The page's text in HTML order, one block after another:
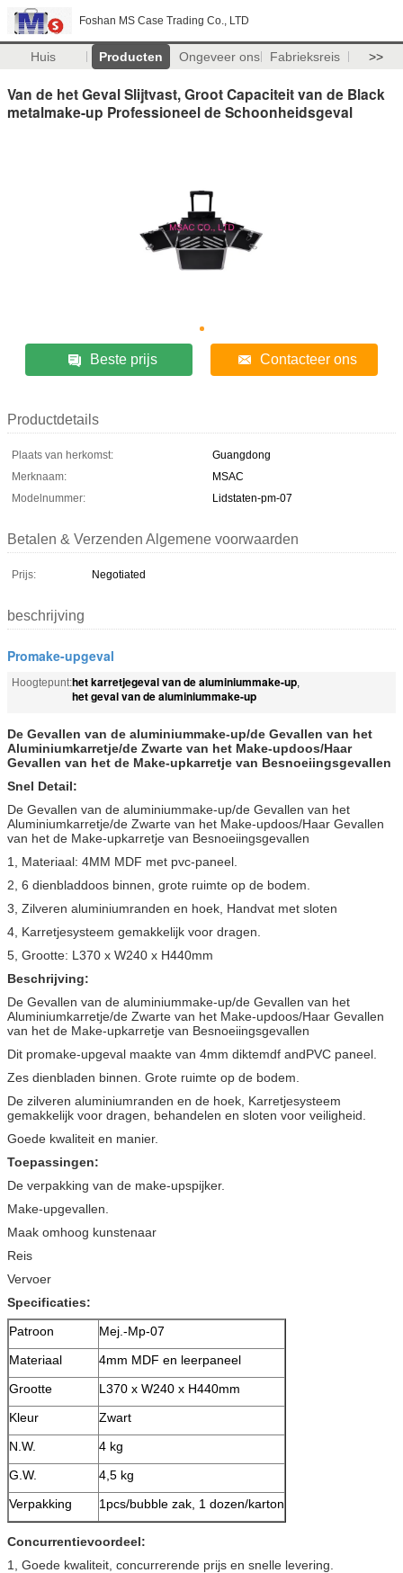
Foshan MS Case Trading Co., LTD
Huis Producten Ongeveer ons Fabrieksreis >>
Van de het Geval Slijtvast, Groot Capaciteit van de Black
metalmake-up Professioneel de Schoonheidsgeval
Beste prijs Contacteer ons
Productdetails
Plaats van herkomst:
Guangdong
Merknaam:
MSAC
Modelnummer:
Lidstaten-pm-07
Betalen & Verzenden Algemene voorwaarden
Prijs: Negotiated
beschrijving
Promake-upgeval
Hoogtepunt:het karretjegeval van de aluminiummake-up,
het geval van de aluminiummake-up
De Gevallen van de aluminiummake-up/de Gevallen van het
Aluminiumkarretje/de Zwarte van het Make-updoos/Haar
Gevallen van het de Make-upkarretje van Besnoeiingsgevallen
Snel Detail:
De Gevallen van de aluminiummake-up/de Gevallen van het
Aluminiumkarretje/de Zwarte van het Make-updoos/Haar Gevallen
van het de Make-upkarretje van Besnoeiingsgevallen
1, Materiaal: 4MM MDF met pvc-paneel.
2, 6 dienbladdoos binnen, grote ruimte op de bodem.
3, Zilveren aluminiumranden en hoek, Handvat met sloten
4, Karretjesysteem gemakkelijk voor dragen.
5, Grootte: L370 x W240 x H440mm
Beschrijving:
De Gevallen van de aluminiummake-up/de Gevallen van het
Aluminiumkarretje/de Zwarte van het Make-updoos/Haar Gevallen
van het de Make-upkarretje van Besnoeiingsgevallen
Dit promake-upgeval maakte van 4mm diktemdf andPVC paneel.
Zes dienbladen binnen. Grote ruimte op de bodem.
De zilveren aluminiumranden en de hoek, Karretjesysteem
gemakkelijk voor dragen, behandelen en sloten voor veiligheid.
Goede kwaliteit en manier.
Toepassingen:
De verpakking van de make-upspijker.
Make-upgevallen.
Maak omhoog kunstenaar
Reis
Vervoer
Specificaties:
Patroon
Mej.-Mp-07
Materiaal
4mm MDF en leerpaneel
Grootte
L370 x W240 x H440mm
Kleur
Zwart
N.W.
4 kg
G.W.
4,5 kg
Verpakking
1pcs/bubble zak, 1 dozen/karton
Concurrentievoordeel:
1, Goede kwaliteit, concurrerende prijs en snelle levering.